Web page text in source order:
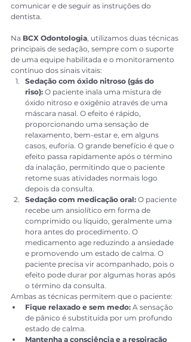
comunicar e de seguir as instruções do
dentista.
Na BCX Odontologia, utilizamos duas técnicas
principais de sedação, sempre com o suporte
de uma equipe habilitada e o monitoramento
contínuo dos sinais vitais:
Sedação com óxido nitroso (gás do
riso): O paciente inala uma mistura de
óxido nitroso e oxigênio através de uma
máscara nasal. O efeito é rápido,
proporcionando uma sensação de
relaxamento, bem-estar e, em alguns
casos, euforia. O grande benefício é que o
efeito passa rapidamente após o término
da inalação, permitindo que o paciente
retome suas atividades normais logo
depois da consulta.
Sedação com medicação oral: O paciente
recebe um ansiolítico em forma de
comprimido ou líquido, geralmente uma
hora antes do procedimento. O
medicamento age reduzindo a ansiedade
e promovendo um estado de calma. O
paciente precisa vir acompanhado, pois o
efeito pode durar por algumas horas após
o término da consulta.
Ambas as técnicas permitem que o paciente:
Fique relaxado e sem medo: A sensação
de pânico é substituída por um profundo
estado de calma.
Mantenha a consciência e a respiração